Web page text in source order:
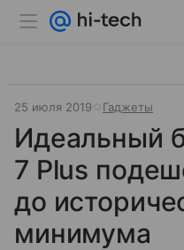
25 июля 2019 Гаджеты
Идеальный
7 Plus
до
минимума